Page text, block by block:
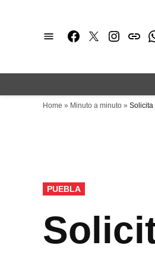
Facebook
Twitter issuu
Home » Minuto a minuto » Solicita
PUBLICADO
EN
PUEBLA